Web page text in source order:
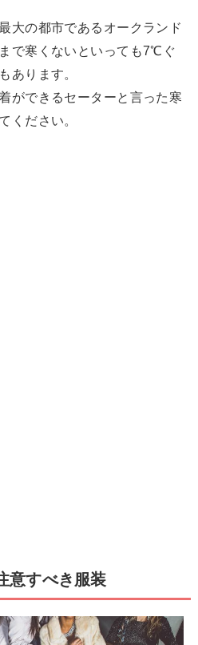
大の都市であるオークランド
で寒くないといっても7℃ぐ
あります。
ができるセーターと言った寒
ください。
意すべき服装